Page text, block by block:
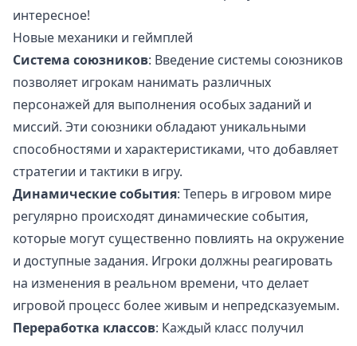
интересное!
Новые механики и геймплей
Система союзников: Введение системы союзников
позволяет игрокам нанимать различных
персонажей для выполнения особых заданий и
миссий. Эти союзники обладают уникальными
способностями и характеристиками, что добавляет
стратегии и тактики в игру.
Динамические события: Теперь в игровом мире
регулярно происходят динамические события,
которые могут существенно повлиять на окружение
и доступные задания. Игроки должны реагировать
на изменения в реальном времени, что делает
игровой процесс более живым и непредсказуемым.
Переработка классов: Каждый класс получил